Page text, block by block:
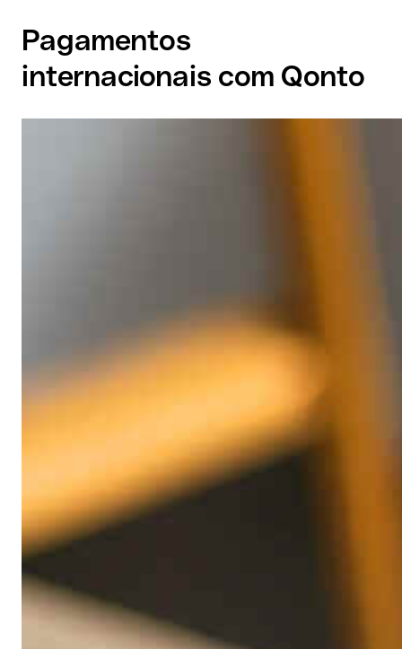
Pagamentos
internacionais com Qonto